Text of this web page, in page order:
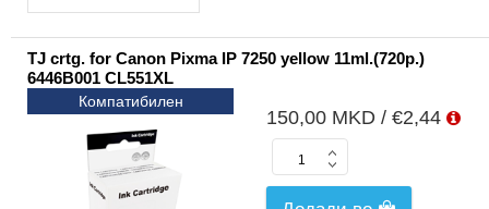
TJ crtg. for Canon Pixma IP 7250 yellow 11ml.(720p.)
6446B001 CL551XL
Компатибилен
150,00 MKD / €2,44